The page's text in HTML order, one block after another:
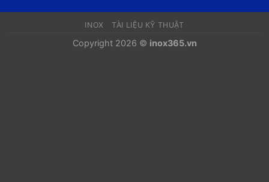
INOX TÀI LIỆU KỸ THUẬT
Copyright 2026 © inox365.vn